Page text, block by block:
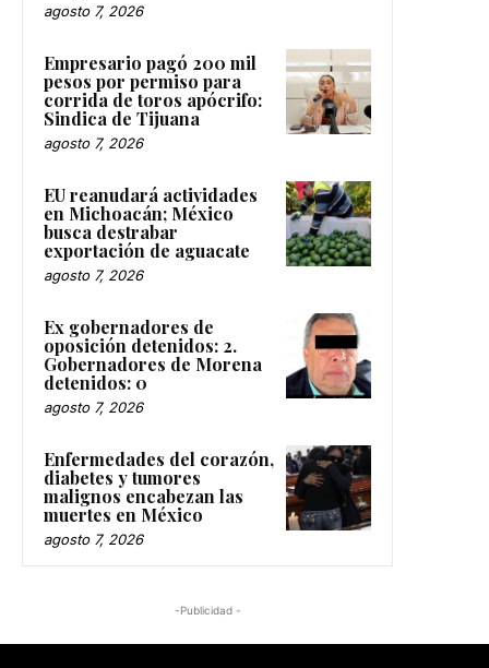
agosto 7, 2026
Empresario pagó 200 mil
pesos por permiso para
corrida de toros apócrifo:
Sindica de Tijuana
agosto 7, 2026
EU reanudará actividades
en Michoacán; México
busca destrabar
exportación de aguacate
agosto 7, 2026
Ex gobernadores de
oposición detenidos: 2.
Gobernadores de Morena
detenidos: 0
agosto 7, 2026
Enfermedades del corazón,
diabetes y tumores
malignos encabezan las
muertes en México
agosto 7, 2026
-Publicidad -